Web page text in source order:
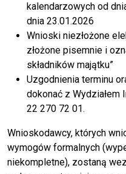
kalendarzowych od
dnia 23.01.2026
Wnioski niezłożone
złożone pisemnie i
składników majątku”
Uzgodnienia terminu
dokonać z Wydziałem
22 270 72 01.
Wnioskodawcy, których
wymogów formalnych
niekompletne), zostaną